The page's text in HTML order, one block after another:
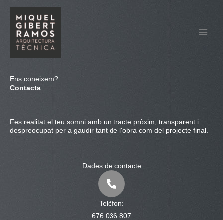
Vés
contingut
Ens coneixem?
Contacta
Fes realitat el teu somni amb un tracte pròxim, transparent i
despreocupat per a gaudir tant de l'obra com del projecte final.
Dades de contacte
Telèfon:
676 036 807